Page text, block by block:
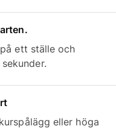
ett ställe och
eller höga